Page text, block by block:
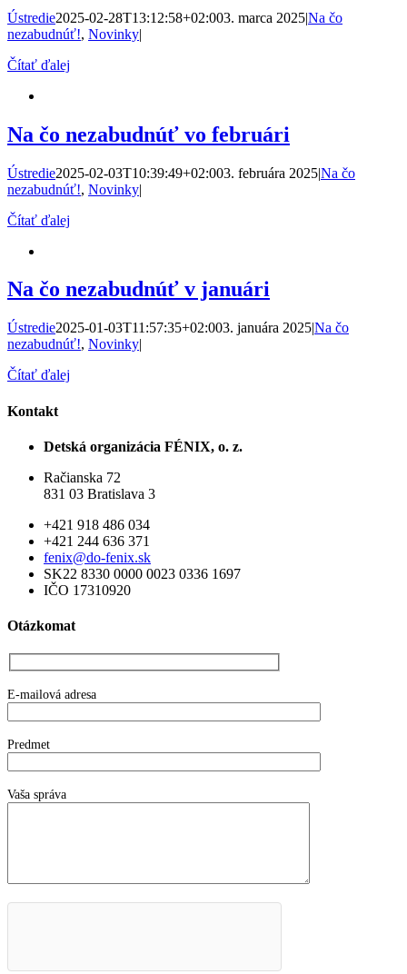
Ústredie2025-02-28T13:12:58+02:003. marca 2025|Na čo
nezabudnúť!, Novinky|
Čítať ďalej
Na čo nezabudnúť vo februári
Ústredie2025-02-03T10:39:49+02:003. februára 2025|Na čo
nezabudnúť!, Novinky|
Čítať ďalej
Na čo nezabudnúť v januári
Ústredie2025-01-03T11:57:35+02:003. januára 2025|Na čo
nezabudnúť!, Novinky|
Čítať ďalej
Kontakt
Detská organizácia FÉNIX, o. z.
Račianska 72
831 03 Bratislava 3
+421 918 486 034
+421 244 636 371
fenix@do-fenix.sk
SK22 8330 0000 0023 0336 1697
IČO 17310920
Otázkomat
E-mailová adresa
Predmet
Vaša správa